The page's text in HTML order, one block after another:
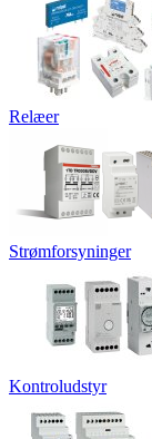
Relæer
Strømforsyninger
Kontroludstyr